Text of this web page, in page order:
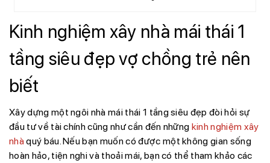
Kinh nghiệm xây nhà mái thái 1
tầng siêu đẹp vợ chồng trẻ nên
biết
Xây dựng một ngôi nhà mái thái 1 tầng siêu đẹp đòi hỏi sự
đầu tư về tài chính cũng như cần đến những kinh nghiệm xây
nhà quý báu. Nếu bạn muốn có được một không gian sống
hoàn hảo, tiện nghi và thoải mái, bạn có thể tham khảo các